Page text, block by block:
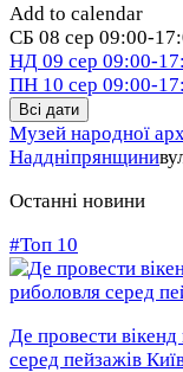
Add to calendar
СБ 08 сер 09:00-
НД 09 сер 09:00-
ПН 10 сер 09:00-
Всі дати
Музей народної
Наддніпрянщини
Останні новини
#Топ 10
Де провести
серед пейзажів